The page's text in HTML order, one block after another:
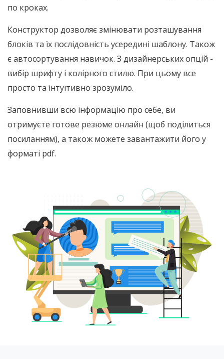
по кроках.
Конструктор дозволяє змінювати розташування
блоків та їх послідовність усередині шаблону. Також
є автосортування навичок. З дизайнерських опцій -
вибір шрифту і колірного стилю. При цьому все
просто та інтуїтивно зрозуміло.
Заповнивши всю інформацію про себе, ви
отримуєте готове резюме онлайн (щоб поділиться
посиланням), а також можете завантажити його у
форматі pdf.